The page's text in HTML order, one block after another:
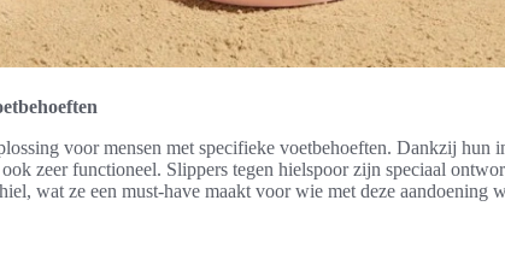
voor mensen met specifieke voetbehoeften. Dankzij hun
zeer functioneel. Slippers tegen hielspoor zijn speciaal
wat ze een must-have maakt voor wie met deze aandoening